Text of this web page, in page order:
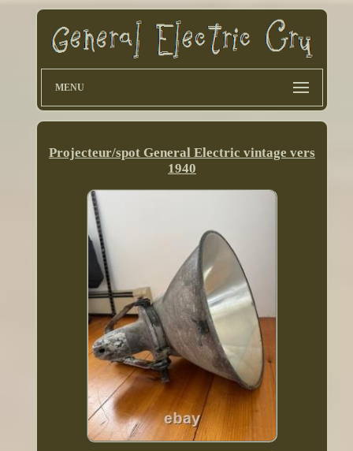
MENU
Projecteur/spot General Electric vintage vers
1940